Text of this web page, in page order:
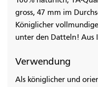
gross, 47 mm im
Königlicher
unter den Datteln! Aus
Verwendung
Als königlicher und